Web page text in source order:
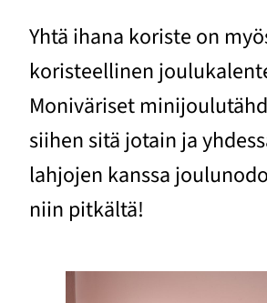
Yhtä ihana koriste on
koristeellinen
Moniväriset
siihen sitä jotain ja
lahjojen kanssa
niin pitkältä!